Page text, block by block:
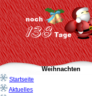
Weihnachten
Startseite
Aktuelles